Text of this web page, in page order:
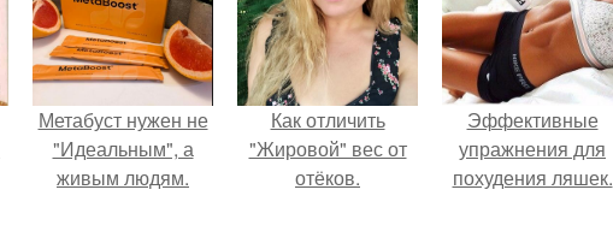
Метабуст нужен не
"Идеальным", а
живым людям.
Как отличить
"Жировой" вес от
отёков.
Эффективные
упражнения для
похудения ляшек.